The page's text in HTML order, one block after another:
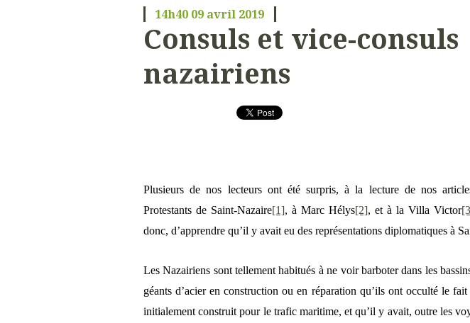
14h40 09 avril 2019
Consuls et vice-consuls
nazairiens
Plusieurs de nos lecteurs ont été surpris, à la lecture de nos
Protestants de Saint-Nazaire[1], à Marc Hélys[2], et à la Villa Victor
donc, d’apprendre qu’il y avait eu des représentations diplomatiques à
Les Nazairiens sont tellement habitués à ne voir barboter dans les
géants d’acier en construction ou en réparation qu’ils ont occulté le
initialement construit pour le trafic maritime, et qu’il y avait, outre les